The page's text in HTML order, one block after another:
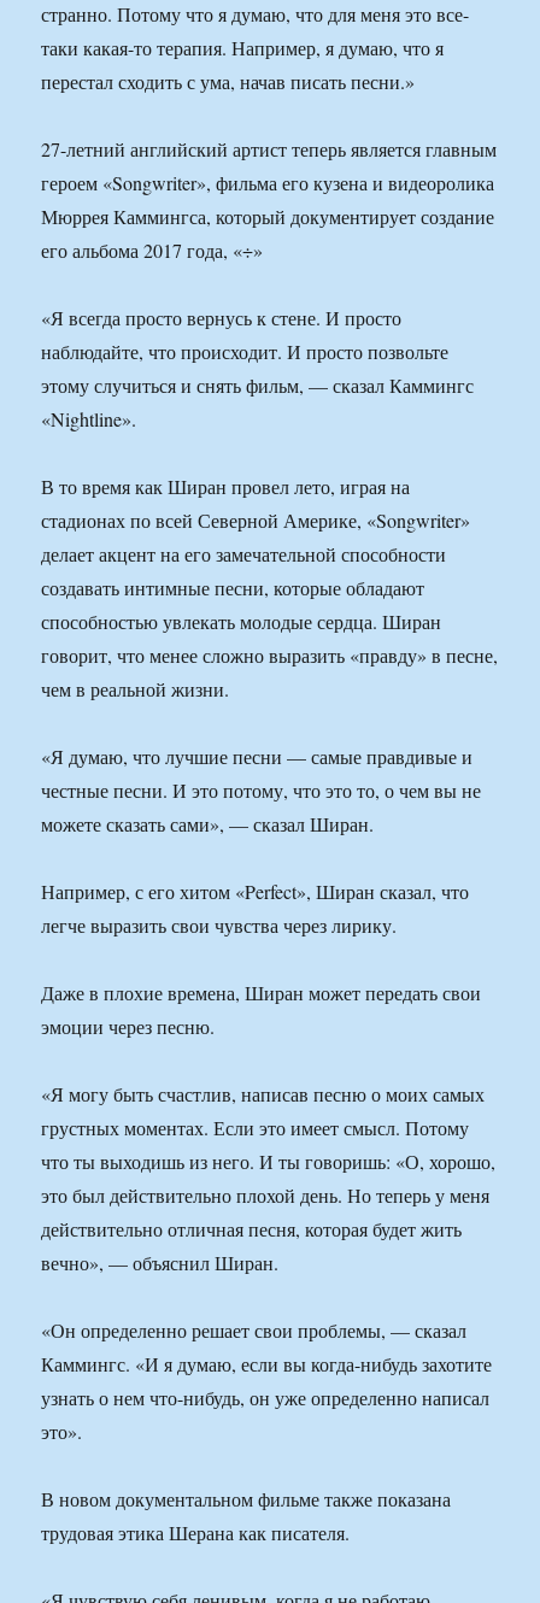
странно. Потому что я думаю, что для меня это все-
таки какая-то терапия. Например, я думаю, что я
перестал сходить с ума, начав писать песни.»
27-летний английский артист теперь является главным
героем «Songwriter», фильма его кузена и видеоролика
Мюррея Каммингса, который документирует создание
его альбома 2017 года, «÷»
«Я всегда просто вернусь к стене. И просто
наблюдайте, что происходит. И просто позвольте
этому случиться и снять фильм, — сказал Каммингс
«Nightline».
В то время как Ширан провел лето, играя на
стадионах по всей Северной Америке, «Songwriter»
делает акцент на его замечательной способности
создавать интимные песни, которые обладают
способностью увлекать молодые сердца. Ширан
говорит, что менее сложно выразить «правду» в песне,
чем в реальной жизни.
«Я думаю, что лучшие песни — самые правдивые и
честные песни. И это потому, что это то, о чем вы не
можете сказать сами», — сказал Ширан.
Например, с его хитом «Perfect», Ширан сказал, что
легче выразить свои чувства через лирику.
Даже в плохие времена, Ширан может передать свои
эмоции через песню.
«Я могу быть счастлив, написав песню о моих самых
грустных моментах. Если это имеет смысл. Потому
что ты выходишь из него. И ты говоришь: «О, хорошо,
это был действительно плохой день. Но теперь у меня
действительно отличная песня, которая будет жить
вечно», — объяснил Ширан.
«Он определенно решает свои проблемы, — сказал
Каммингс. «И я думаю, если вы когда-нибудь захотите
узнать о нем что-нибудь, он уже определенно написал
это».
В новом документальном фильме также показана
трудовая этика Шерана как писателя.